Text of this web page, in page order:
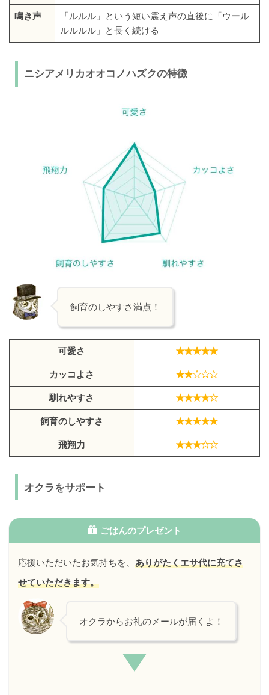
鳴き声
「ルルル」という短い震え声の直後に「ウール
ルルルル」と長く続ける
ニシアメリカオオコノハズクの特徴
飼育のしやすさ満点！
可愛さ
カッコよさ
馴れやすさ
飼育のしやすさ
飛翔力
オクラをサポート
ごはんのプレゼント
応援いただいたお気持ちを、 ありがたくエサ代に充てさ
せていただきます。
オクラからお礼のメールが届くよ！